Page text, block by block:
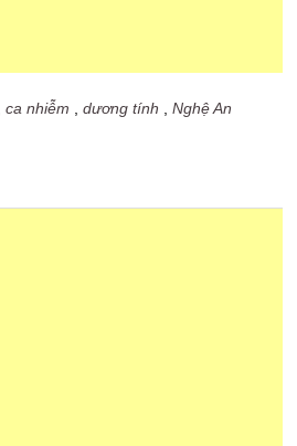
,ca nhiễm ,dương tính ,Nghệ An